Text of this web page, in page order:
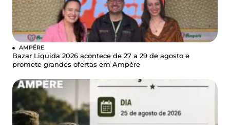
AMPÉRE
Bazar Liquida 2026 acontece de 27 a 29 de agosto e
promete grandes ofertas em Ampére